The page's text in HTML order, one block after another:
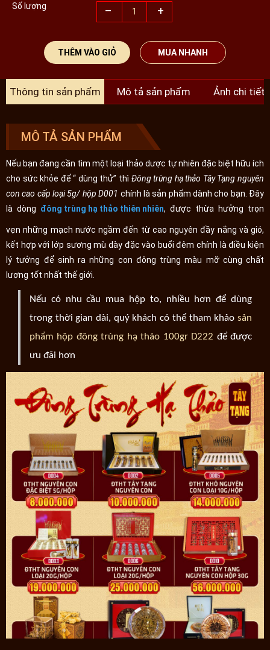
Số lượng – +
THÊM VÀO GIỎ MUA NHANH
Thông tin sản phẩm Mô tả sản phẩm Ảnh chi tiết
MÔ TẢ SẢN PHẨM
Nếu bạn đang cần tìm một loại thảo dược tự nhiên đặc biệt hữu ích
cho sức khỏe để “ dùng thử” thì Đông trùng hạ thảo Tây Tạng nguyên
con cao cấp loại 5g/ hộp D001 chính là sản phẩm dành cho bạn. Đây
là dòng đông trùng hạ thảo thiên nhiên, được thừa hưởng trọn
vẹn những mạch nước ngầm đến từ cao nguyên đầy nắng và gió,
kết hợp với lớp sương mù dày đặc vào buổi đêm chính là điều kiện
lý tưởng để sinh ra những con đông trùng màu mỡ cùng chất
lượng tốt nhất thế giới.
Nếu có nhu cầu mua hộp to, nhiều hơn để dùng
trong thời gian dài, quý khách có thể tham khảo sản
phẩm hộp đông trùng hạ thảo 100gr D222 để được
ưu đãi hơn